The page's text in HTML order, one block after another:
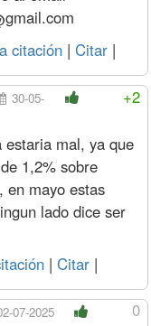
160
141 1043
25285 148940
168 817
130 908
127 940
22779 134180
128 793
116 810
113 839
gmail.com
citación | Citar |
+2
30-05-
estaria mal, ya que
1,2% sobre
en mayo estas
lado dice ser
| Citar |
0
07-2025